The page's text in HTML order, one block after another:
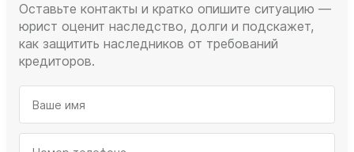
Оставьте контакты и кратко опишите ситуацию —
юрист оценит наследство, долги и подскажет,
как защитить наследников от требований
кредиторов.